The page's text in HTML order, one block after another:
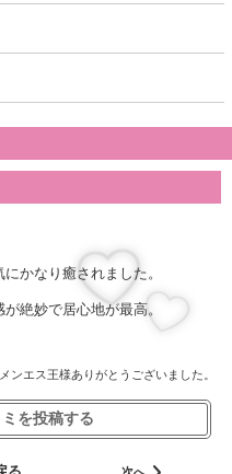
かなり癒されました。
絶妙で居心地が最高。
メンエス王様ありがとうございました。
を投稿する